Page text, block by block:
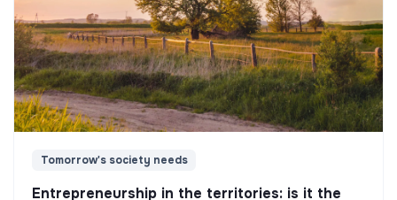
Tomorrow's society needs
Entrepreneurship in the territories: is it the